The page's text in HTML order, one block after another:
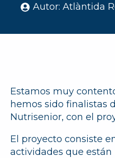
Autor: Atlàntida
Estamos muy
hemos sido finalistas
Nutrisenior, con el
El proyecto consiste
actividades que están